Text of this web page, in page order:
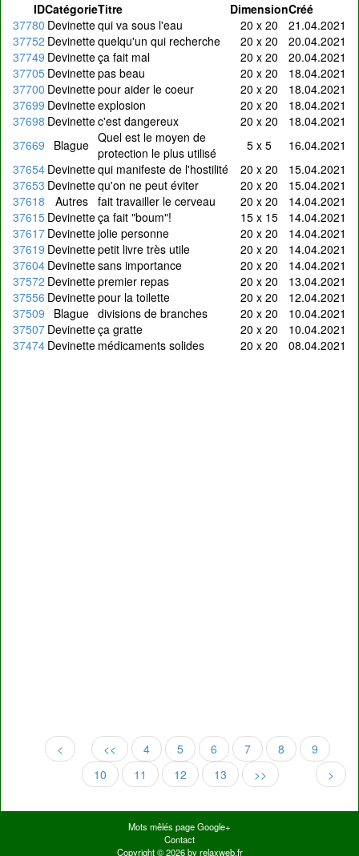
IDCatégorieTitre DimensionCréé
37780 Devinettequi va sous l'eau 20 x 20
21.04.2021
37752 Devinettequelqu'un qui recherche 20 x 20
20.04.2021
37749 Devinetteça fait mal 20 x 20
20.04.2021
37705 Devinettepas beau 20 x 20
18.04.2021
37700 Devinettepour aider le coeur 20 x 20
18.04.2021
37699 Devinetteexplosion 20 x 20
18.04.2021
37698 Devinettec'est dangereux 20 x 20
18.04.2021
37669
Blague Quel est le moyen de
protection le plus utilisé
5 x 5
16.04.2021
37654 Devinettequi manifeste de l'hostilité 20 x 20
15.04.2021
37653 Devinettequ'on ne peut éviter 20 x 20
15.04.2021
37618
Autres fait travailler le cerveau 20 x 20
14.04.2021
37615 Devinetteça fait "boum"! 15 x 15
14.04.2021
37617 Devinettejolie personne 20 x 20
14.04.2021
37619 Devinettepetit livre très utile 20 x 20
14.04.2021
37604 Devinettesans importance 20 x 20
14.04.2021
37572 Devinettepremier repas 20 x 20
13.04.2021
37556 Devinettepour la toilette 20 x 20
12.04.2021
37509
Blague divisions de branches 20 x 20
10.04.2021
37507 Devinetteça gratte 20 x 20
10.04.2021
37474 Devinette médicaments solides 20 x 20 08.04.2021
<<
< 4 5 6 7 8
9
10
11 12 13 >
>>
Mots mêlés page Google+
Contact
Copyright © 2026 by relaxweb.fr